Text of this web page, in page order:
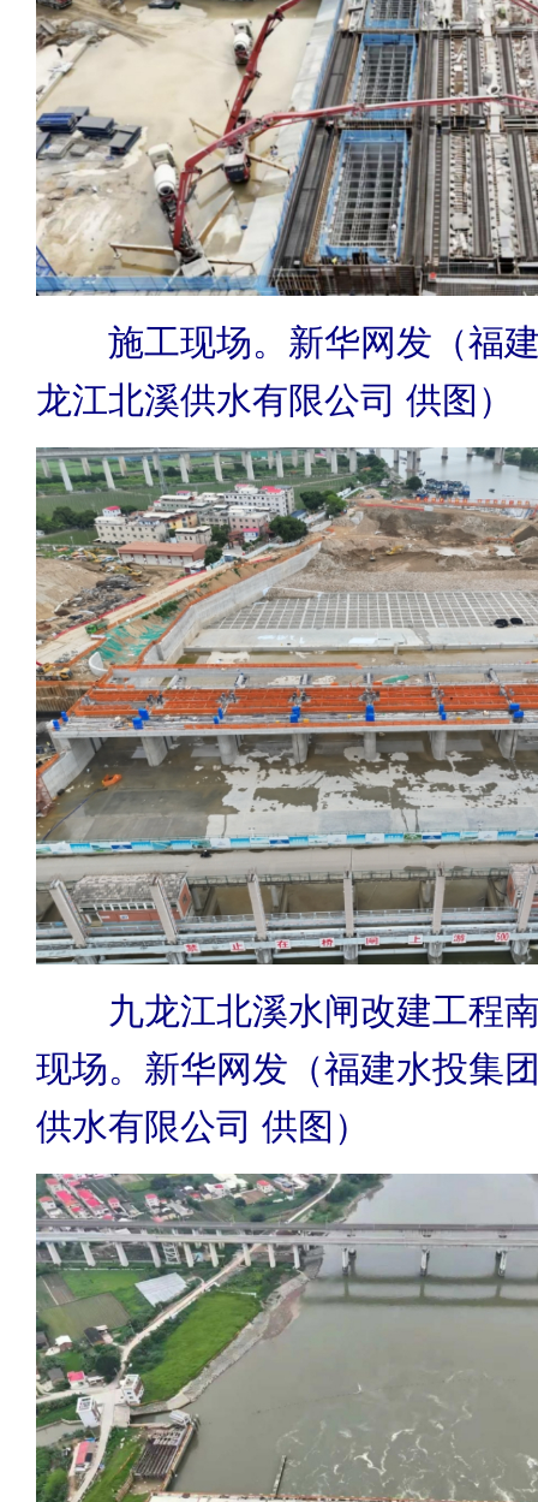
施工现场。新华网发（福建
龙江北溪供水有限公司 供图）
九龙江北溪水闸改建工程南
现场。新华网发（福建水投集
供水有限公司 供图）